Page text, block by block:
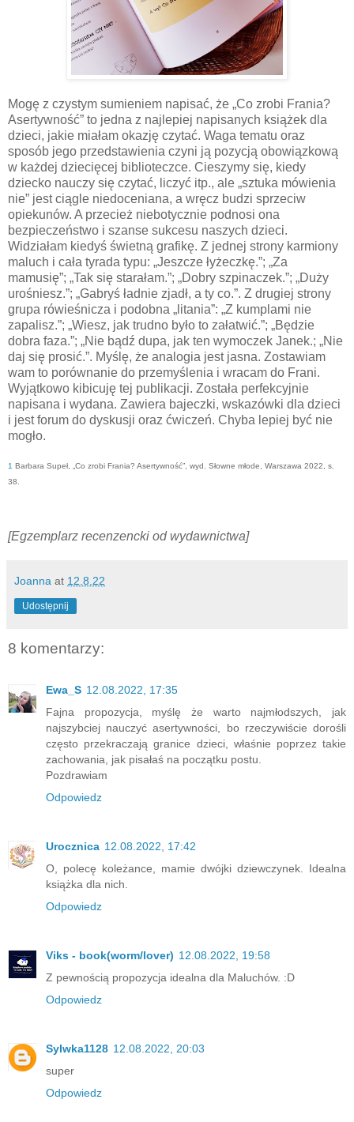
Mogę z czystym sumieniem napisać, że „Co zrobi Frania?
Asertywność” to jedna z najlepiej napisanych książek dla
dzieci, jakie miałam okazję czytać. Waga tematu oraz
sposób jego przedstawienia czyni ją pozycją obowiązkową
w każdej dziecięcej biblioteczce. Cieszymy się, kiedy
dziecko nauczy się czytać, liczyć itp., ale „sztuka mówienia
nie” jest ciągle niedoceniana, a wręcz budzi sprzeciw
opiekunów. A przecież niebotycznie podnosi ona
bezpieczeństwo i szanse sukcesu naszych dzieci.
Widziałam kiedyś świetną grafikę. Z jednej strony karmiony
maluch i cała tyrada typu: „Jeszcze łyżeczkę.”; „Za
mamusię”; „Tak się starałam.”; „Dobry szpinaczek.”; „Duży
urośniesz.”; „Gabryś ładnie zjadł, a ty co.”. Z drugiej strony
grupa rówieśnicza i podobna „litania”: „Z kumplami nie
zapalisz.”; „Wiesz, jak trudno było to załatwić.”; „Będzie
dobra faza.”; „Nie bądź dupa, jak ten wymoczek Janek.; „Nie
daj się prosić.”. Myślę, że analogia jest jasna. Zostawiam
wam to porównanie do przemyślenia i wracam do Frani.
Wyjątkowo kibicuję tej publikacji. Została perfekcyjnie
napisana i wydana. Zawiera bajeczki, wskazówki dla dzieci
i jest forum do dyskusji oraz ćwiczeń. Chyba lepiej być nie
mogło.
1 Barbara Supeł, „Co zrobi Frania? Asertywność”, wyd. Słowne młode, Warszawa 2022, s.
38.
[Egzemplarz recenzencki od wydawnictwa]
Joanna at 12.8.22
Udostępnij
8 komentarzy:
Ewa_S 12.08.2022, 17:35
Fajna propozycja, myślę że warto najmłodszych, jak
najszybciej nauczyć asertywności, bo rzeczywiście dorośli
często przekraczają granice dzieci, właśnie poprzez takie
zachowania, jak pisałaś na początku postu.
Pozdrawiam
Odpowiedz
Urocznica 12.08.2022, 17:42
O, polecę koleżance, mamie dwójki dziewczynek. Idealna
książka dla nich.
Odpowiedz
Viks - book(worm/lover) 12.08.2022, 19:58
Z pewnością propozycja idealna dla Maluchów. :D
Odpowiedz
Sylwka1128 12.08.2022, 20:03
super
Odpowiedz